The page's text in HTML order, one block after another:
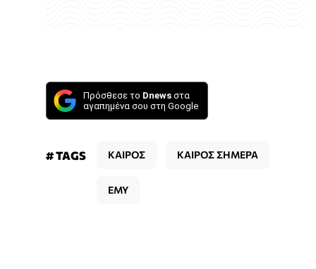
Πρόσθεσε το Dnews στα
αγαπημένα σου στη Google
# TAGS ΚΑΙΡΟΣ ΚΑΙΡΟΣ ΣΗΜΕΡΑ
ΕΜΥ